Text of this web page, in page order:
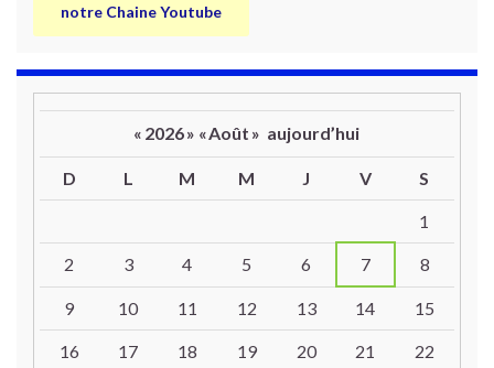
notre Chaine Youtube
« 2026» «Août » aujourd’hui
D L M M J V S
1
2 3 4 5 6 7 8
9 10 11 12 13 14 15
16 17 18 19 20 21 22